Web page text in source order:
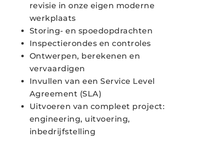
revisie in onze eigen moderne
werkplaats
Storing- en spoedopdrachten
Inspectierondes en controles
Ontwerpen, berekenen en
vervaardigen
Invullen van een Service Level
Agreement (SLA)
Uitvoeren van compleet project:
engineering, uitvoering,
inbedrijfstelling